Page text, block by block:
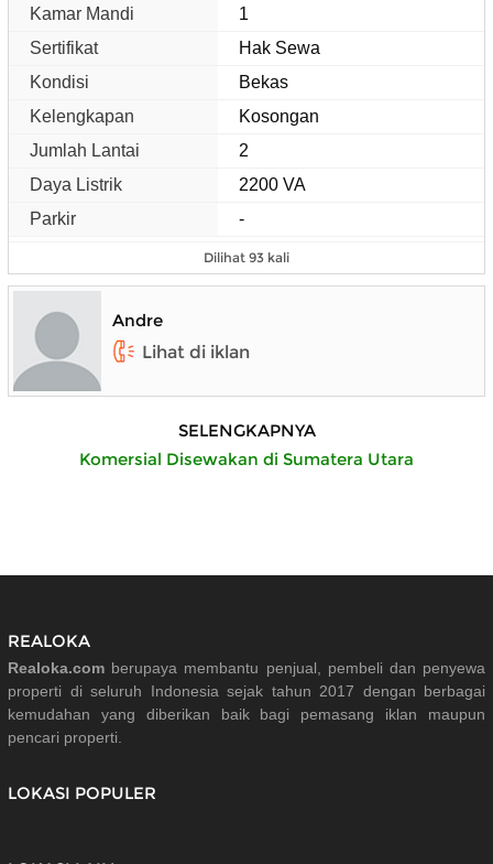
Kamar Mandi
1
Sertifikat
Hak Sewa
Kondisi
Bekas
Kelengkapan
Kosongan
Jumlah Lantai
2
Daya Listrik
2200 VA
Parkir
-
Dilihat 93 kali
Andre
Lihat di iklan
SELENGKAPNYA
Komersial Disewakan di Sumatera Utara
REALOKA
Realoka.com berupaya membantu penjual, pembeli dan penyewa
properti di seluruh Indonesia sejak tahun 2017 dengan berbagai
kemudahan yang diberikan baik bagi pemasang iklan maupun
pencari properti.
LOKASI POPULER